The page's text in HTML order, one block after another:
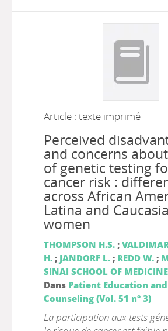
Article : texte imprimé
Perceived
and concerns
of genetic testing
cancer risk :
across African
Latina and
women
THOMPSON H.S.;
H.; JANDORF L.; REDD W.;
SINAI SCHOOL OF MEDICINE
Dans Patient Education and
Counseling (Vol. 51 n° 3)
La participation aux tests